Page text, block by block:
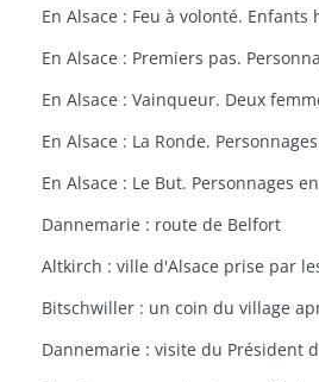
Dannemarie : route de Belfort
Bitschwiller : un coin du village
Dannemarie : visite du Président